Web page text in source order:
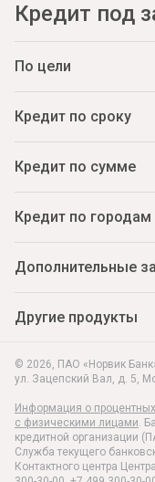
© 2026, ПАО «Норвик
ул. Зацепский Вал, д. 5,
Информация о
с физическими лицами.
кредитной организации
Служба текущего
Контактного центра
Кредит под
По цели
Кредит по сроку
Кредит по сумме
Кредит по городам
Дополнительные
Другие продукты